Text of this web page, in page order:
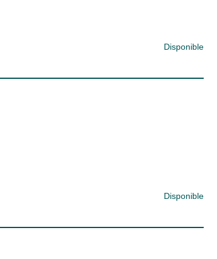
Disponible
Disponible